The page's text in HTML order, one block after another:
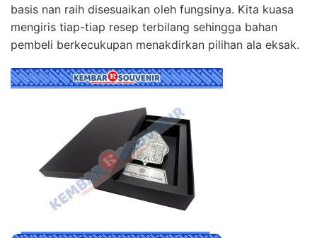
basis nan raih disesuaikan oleh fungsinya. Kita kuasa
mengiris tiap-tiap resep terbilang sehingga bahan
pembeli berkecukupan menakdirkan pilihan ala eksak.